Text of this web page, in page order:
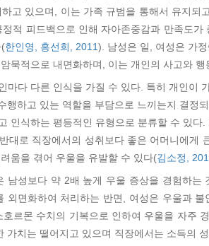
고 있으며, 이는 가족 규범을 통해서 유지되
적 피드백으로 인해 자아존중감과 만족도
한인영, 홍선희, 2011). 남성은 일, 여성은 가
묵적으로 내면화하며, 이는 개인의 사고와
다 다른 인식을 가질 수 있다. 특히 개인이
하고 있는 역할을 부담으로 느끼는지 결정
인식하는 평등적인 유형으로 분류할 수 있
대로 직장에서의 성취보다 좋은 어머니에게
움을 겪어 우울을 유발할 수 있다(김소정,
성보다 약 2배 높게 우울 증상을 경험하는
면화하여 처리하는 반면, 여성은 우울과
르몬 수치의 기복으로 인하여 우울을 자주
치는 떨어지고 있으며 직장에서는 소득의